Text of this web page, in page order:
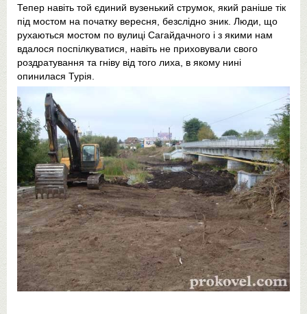
Тепер навіть той єдиний вузенький струмок, який раніше тік
під мостом на початку вересня, безслідно зник. Люди, що
рухаються мостом по вулиці Сагайдачного і з якими нам
вдалося поспілкуватися, навіть не приховували свого
роздратування та гніву від того лиха, в якому нині
опинилася Турія.